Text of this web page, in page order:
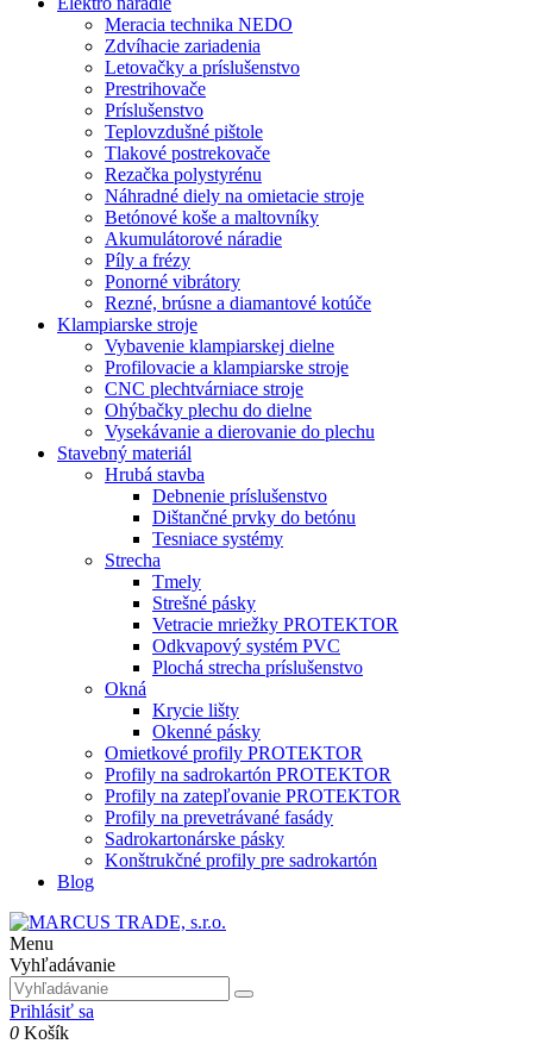
Meracia technika NEDO
Zdvíhacie zariadenia
Letovačky a príslušenstvo
Prestrihovače
Príslušenstvo
Teplovzdušné pištole
Tlakové postrekovače
Rezačka polystyrénu
Náhradné diely na omietacie stroje
Betónové koše a maltovníky
Akumulátorové náradie
Píly a frézy
Ponorné vibrátory
Rezné, brúsne a diamantové kotúče
Klampiarske stroje
Vybavenie klampiarskej dielne
Profilovacie a klampiarske stroje
CNC plechtvárniace stroje
Ohýbačky plechu do dielne
Vysekávanie a dierovanie do plechu
Stavebný materiál
Hrubá stavba
Debnenie príslušenstvo
Dištančné prvky do betónu
Tesniace systémy
Strecha
Tmely
Strešné pásky
Vetracie mriežky PROTEKTOR
Odkvapový systém PVC
Plochá strecha príslušenstvo
Okná
Krycie lišty
Okenné pásky
Omietkové profily PROTEKTOR
Profily na sadrokartón PROTEKTOR
Profily na zatepľovanie PROTEKTOR
Profily na prevetrávané fasády
Sadrokartonárske pásky
Konštrukčné profily pre sadrokartón
Blog
Menu
Vyhľadávanie
Prihlásiť sa
0 Košík